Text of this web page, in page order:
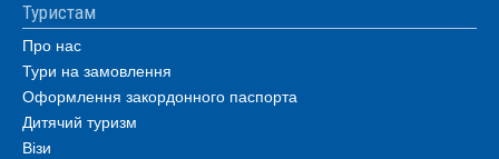
Туристам
Про нас
Тури на замовлення
Оформлення закордонного паспорта
Дитячий туризм
Візи